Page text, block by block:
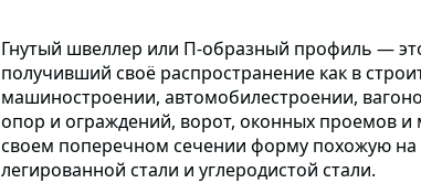
Гнутый швеллер или П-образный профиль —
получивший своё распространение как в
машиностроении, автомобилестроении,
опор и ограждений, ворот, оконных проемов и
своем поперечном сечении форму похожую на
легированной стали и углеродистой стали.